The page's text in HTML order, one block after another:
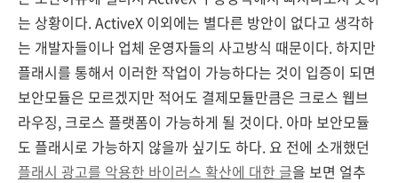
는 상황이다. ActiveX 이외에는 별다른 방안이 없다고 생각하
는 개발자들이나 업체 운영자들의 사고방식 때문이다. 하지만
플래시를 통해서 이러한 작업이 가능하다는 것이 입증이 되면
보안모듈은 모르겠지만 적어도 결제모듈만큼은 크로스 웹브
라우징, 크로스 플랫폼이 가능하게 될 것이다. 아마 보안모듈
도 플래시로 가능하지 않을까 싶기도 하다. 요 전에 소개했던
플래시 광고를 악용한 바이러스 확산에 대한 글을 보면 얼추